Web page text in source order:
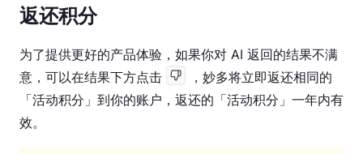
件
管
理
团
队
返还积分
为了提供更好的产品体验，如果你对 AI 返回的结果不满
意，可以在结果下方点击
，妙多将立即返还相同的
「活动积分」到你的账户，返还的「活动积分」一年内有
效。